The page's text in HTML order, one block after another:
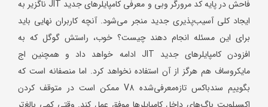
فاحش در پایه کد مرورگر وبی و معرفی کامپایلرهای جدید JIT ناگزیر به
ایجاد کلی آسیب‌پذیری جدید منجر می‌شود. آنچه کاربران نهایی باید
برای این مسئله انجام دهند چیست؟ خوب، راستش گوگل که به
افزودن کامپایلرهای جدید JIT ادامه خواهد داد و همچنین اج
مایکروساف هم هرگز از آن استفاده نخواهد کرد. اما منصفانه است که
بگوییم سندباکس تازه‌معرفی‌شده V8 ممکن است در متوقف کردن